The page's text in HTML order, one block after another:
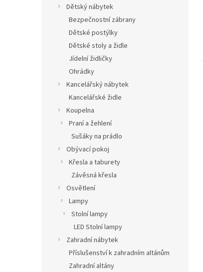
Dětský nábytek
Bezpečnostní zábrany
Dětské postýlky
Dětské stoly a židle
Jídelní židličky
Ohrádky
Kancelářský nábytek
Kancelářské židle
Koupelna
Praní a žehlení
Sušáky na prádlo
Obývací pokoj
Křesla a taburety
Závěsná křesla
Osvětlení
Lampy
Stolní lampy
LED Stolní lampy
Zahradní nábytek
Příslušenství k zahradním altánům
Zahradní altány